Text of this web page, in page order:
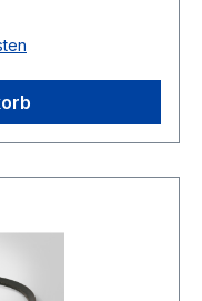
Zugstrang